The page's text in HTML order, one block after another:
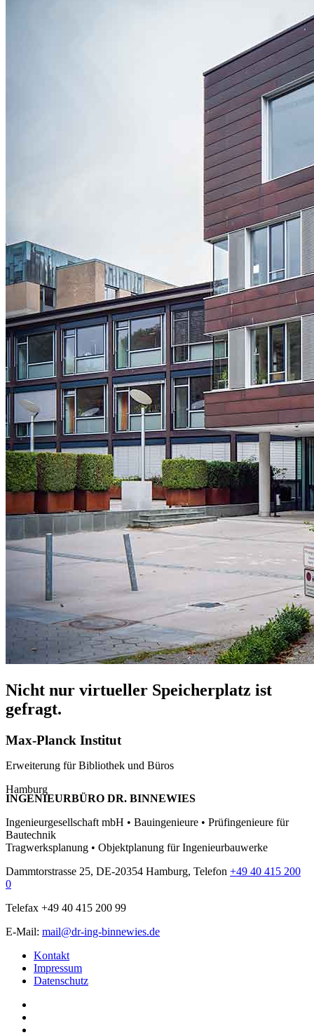
Nicht nur virtueller Speicherplatz ist
gefragt.
Max-Planck Institut
Erweiterung für Bibliothek und Büros
Hamburg
INGENIEURBÜRO DR. BINNEWIES
Ingenieurgesellschaft mbH • Bauingenieure • Prüfingenieure für
Bautechnik
Tragwerksplanung • Objektplanung für Ingenieurbauwerke
Dammtorstrasse 25, DE-20354 Hamburg, Telefon +49 40 415 200
0
Telefax +49 40 415 200 99
E-Mail: mail@dr-ing-binnewies.de
Kontakt
Impressum
Datenschutz